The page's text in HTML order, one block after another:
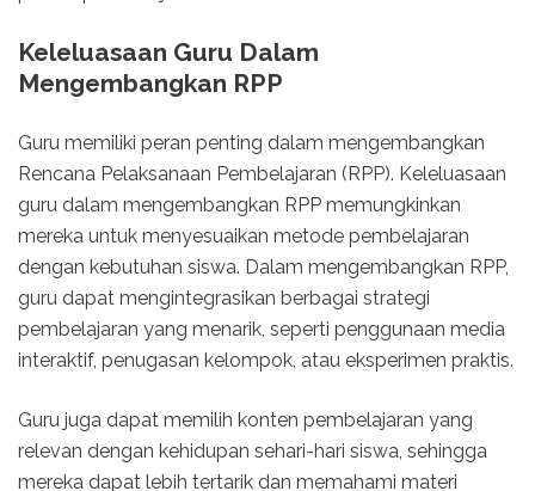
Keleluasaan Guru Dalam
Mengembangkan RPP
Guru memiliki peran penting dalam mengembangkan
Rencana Pelaksanaan Pembelajaran (RPP). Keleluasaan
guru dalam mengembangkan RPP memungkinkan
mereka untuk menyesuaikan metode pembelajaran
dengan kebutuhan siswa. Dalam mengembangkan RPP,
guru dapat mengintegrasikan berbagai strategi
pembelajaran yang menarik, seperti penggunaan media
interaktif, penugasan kelompok, atau eksperimen praktis.
Guru juga dapat memilih konten pembelajaran yang
relevan dengan kehidupan sehari-hari siswa, sehingga
mereka dapat lebih tertarik dan memahami materi